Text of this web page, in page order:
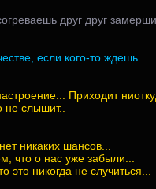
друг друг
если кого-то ждешь....
Приходит
не слышит..
никаких шансов...
что о нас уже забыли...
это никогда не случиться...